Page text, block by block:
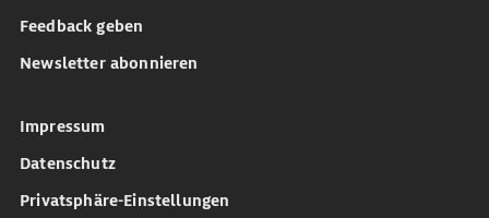
Feedback geben
Newsletter abonnieren
Impressum
Datenschutz
Privatsphäre-Einstellungen